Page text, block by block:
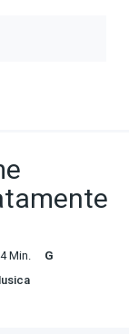
Min.
G